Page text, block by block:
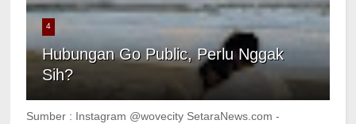
4
Hubungan Go Public, Perlu Nggak
Sih?
Sumber : Instagram @wovecity SetaraNews.com -